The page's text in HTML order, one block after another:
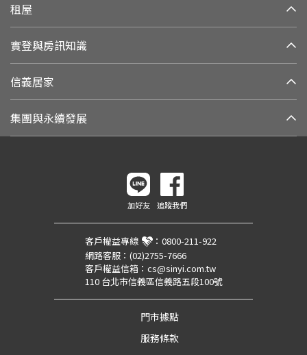
租屋
實登與房訊知識
信義居家
集團與永續發展
加好友 追蹤我們
客戶權益專線 ： 0800-211-922
網路客服： (02)2755-7666
客戶權益信箱： cs@sinyi.com.tw
110 台北市信義區信義路五段100號
門市據點
服務條款